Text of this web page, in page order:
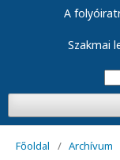
A
Szakmai
Főoldal / Archívum